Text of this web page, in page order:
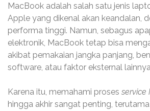
MacBook adalah salah satu jenis
Apple yang dikenal akan keandalan,
performa tinggi. Namun, sebagus
elektronik, MacBook tetap bisa
akibat pemakaian jangka panjang,
software, atau faktor eksternal
Karena itu, memahami proses service
hingga akhir sangat penting,